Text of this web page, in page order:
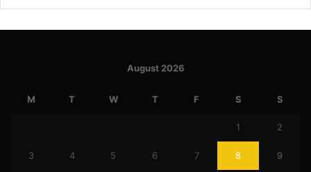
August 2026
M T W T F S S
1 2
3 4 5 6 7 8 9